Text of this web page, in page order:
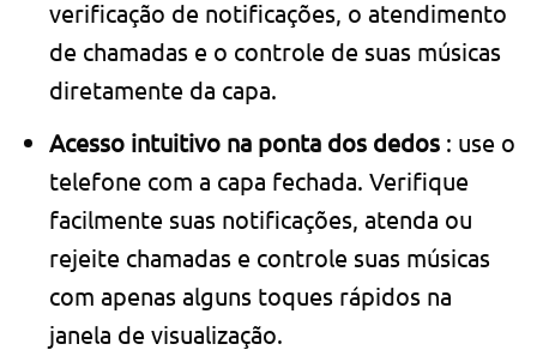
verificação de notificações, o atendimento
de chamadas e o controle de suas músicas
diretamente da capa.
Acesso intuitivo na ponta dos dedos : use o
telefone com a capa fechada. Verifique
facilmente suas notificações, atenda ou
rejeite chamadas e controle suas músicas
com apenas alguns toques rápidos na
janela de visualização.